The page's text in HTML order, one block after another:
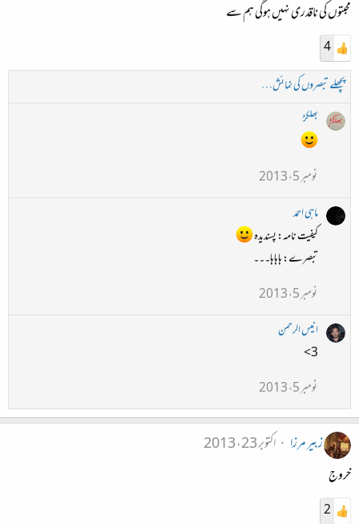
محبتوں کی ناقدری نہیں ہوگی ہم سے
4
پچھلے تبصروں کی نمائش…
بھلکڑ
نومبر 5، 2013
ماہی احمد
کیفیت نامہ: پسندیدہ
تبصرے: ہاہاہا۔۔۔
نومبر 5، 2013
انیس الرحمن
3>
نومبر 5، 2013
زبیر مرزا
اکتوبر 23، 2013
خروج
2